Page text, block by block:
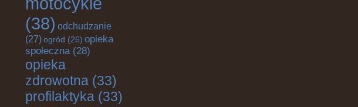
(38) odchudzanie
(27) ogród (26) opieka
społeczna(28)
opieka
zdrowotna (33)
profilaktyka (33)